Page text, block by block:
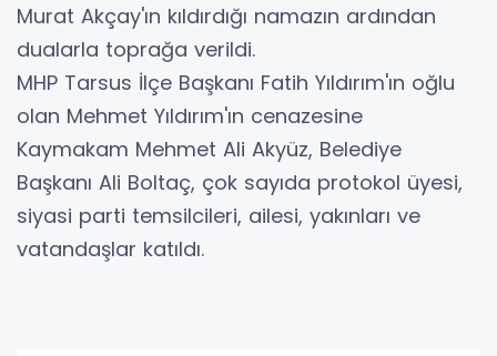
Murat Akçay'ın kıldırdığı namazın ardından
dualarla toprağa verildi.
MHP Tarsus İlçe Başkanı Fatih Yıldırım'ın oğlu
olan Mehmet Yıldırım'ın cenazesine
Kaymakam Mehmet Ali Akyüz, Belediye
Başkanı Ali Boltaç, çok sayıda protokol üyesi,
siyasi parti temsilcileri, ailesi, yakınları ve
vatandaşlar katıldı.